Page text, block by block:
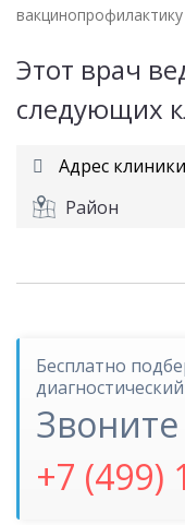
Этот врач
следующих
Адрес клиники
Район
Бесплатно
Звоните
+7 (499)